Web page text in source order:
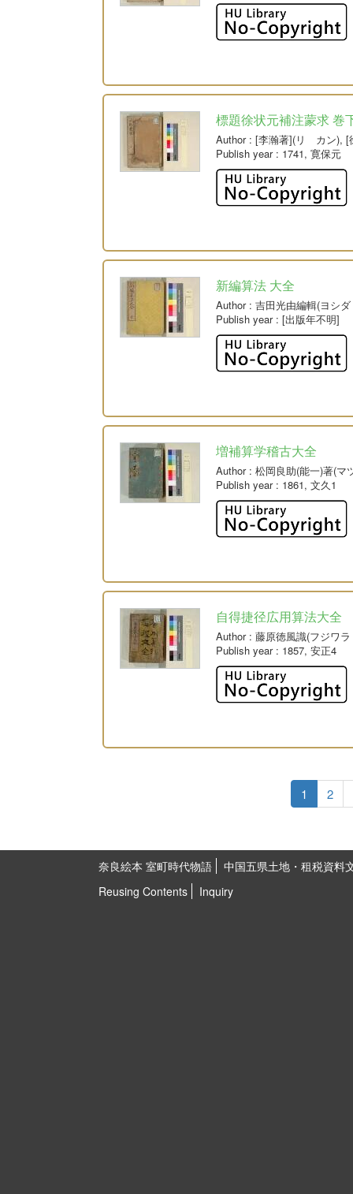
標題徐状元補注蒙求 巻
Author: [李瀚著](リ カン), [
Publish year: 1741, 寛保元
新編算法 大全
Author: 吉田光由編輯(ヨシ
Publish year: [出版年不明]
増補算学稽古大全
Author: 松岡良助(能一)著(
Publish year: 1861, 文久1
自得捷径広用算法大全
Author: 藤原徳風識(フジワ
Publish year: 1857, 安正4
1 2
奈良絵本 室町時代物語
中国五県土地・租税資料
Reusing Contents
Inquiry